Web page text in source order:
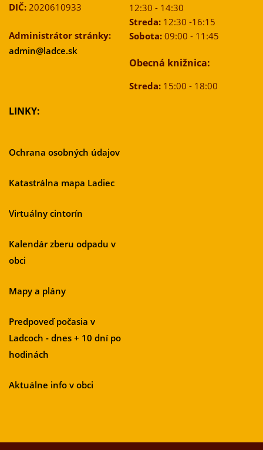
DIČ: 2020610933
Administrátor stránky:
admin@ladce.sk
12:30 - 14:30
Streda:12:30 -16:15
Sobota:09:00 - 11:45
Obecná knižnica:
Streda:15:00 - 18:00
LINKY:
Ochrana osobných údajov
Katastrálna mapa Ladiec
Virtuálny cintorín
Kalendár zberu odpadu v
obci
Mapy a plány
Predpoveď počasia v
Ladcoch - dnes + 10 dní po
hodinách
Aktuálne info v obci